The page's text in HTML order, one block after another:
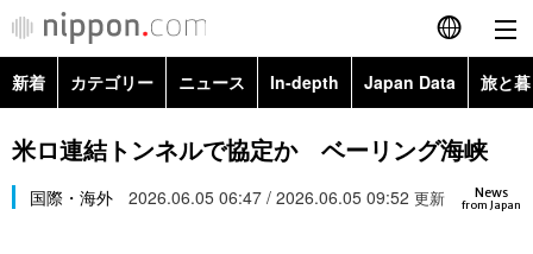
English
简体字
繁體字
新着 カテゴリー ニュース In-depth Japan Data 旅と
政治・外交
経済・ビジネス
Topics
Images
米ロ連結トンネルで協定か ベーリング海峡
News
from Japan
国際・海外 2026.06.05 06:47 / 2026.06.05 09:52 更新